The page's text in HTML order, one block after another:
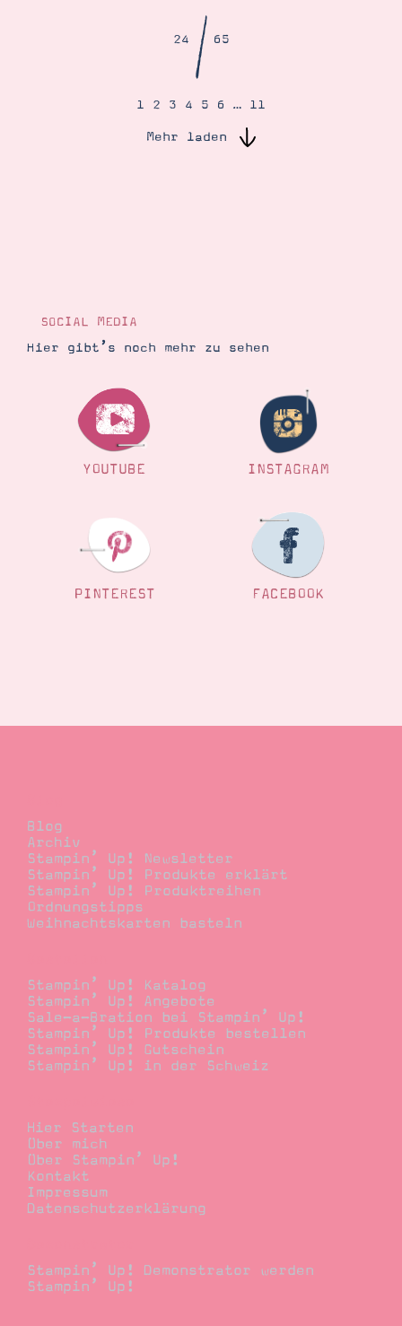
24/65
1 2 3 4 5 6 … 11
Mehr laden
SOCIAL MEDIA
Hier gibt’s noch mehr zu sehen
YOUTUBE INSTAGRAM
PINTEREST FACEBOOK
Blog
Archiv
Stampin’ Up! Newsletter
Stampin’ Up! Produkte erklärt
Stampin’ Up! Produktreihen
Ordnungstipps
Weihnachtskarten basteln
Stampin’ Up! Katalog
Stampin’ Up! Angebote
Sale-a-Bration bei Stampin’ Up!
Stampin’ Up! Produkte bestellen
Stampin’ Up! Gutschein
Stampin’ Up! in der Schweiz
Hier Starten
Über mich
Über Stampin’ Up!
Kontakt
Impressum
Datenschutzerklärung
Stampin’ Up! Demonstrator werden
Stampin’ Up!